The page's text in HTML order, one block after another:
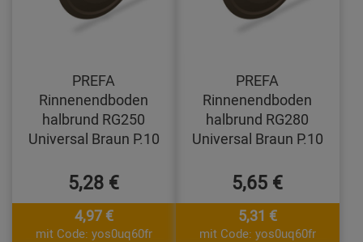
PREFA
Rinnenendboden
halbrund RG250
Universal Braun P.10
5,28 €
4,97 €
mit Code: yos0uq60fr
PREFA
Rinnenendboden
halbrund RG280
Universal Braun P.10
5,65 €
5,31 €
mit Code: yos0uq60fr